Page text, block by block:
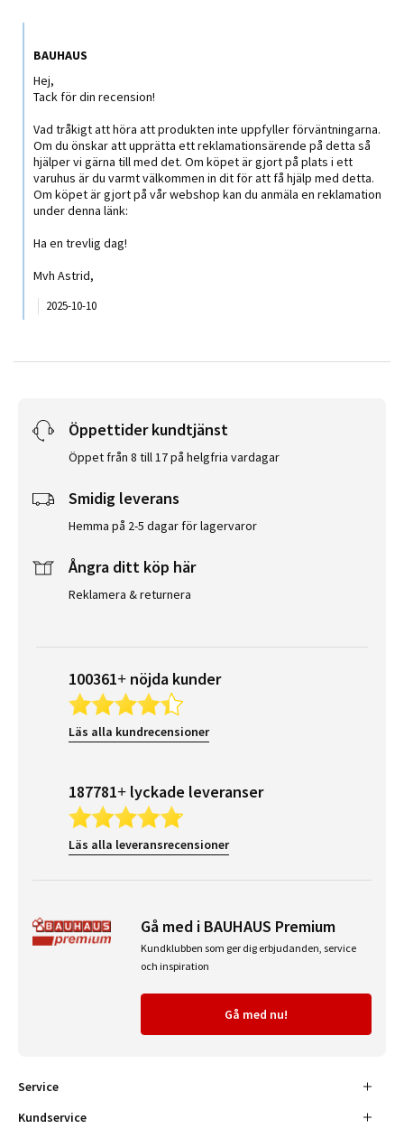
BAUHAUS
Hej,
Tack för din recension!
Vad tråkigt att höra att produkten inte uppfyller förväntningarna.
Om du önskar att upprätta ett reklamationsärende på detta så
hjälper vi gärna till med det. Om köpet är gjort på plats i ett
varuhus är du varmt välkommen in dit för att få hjälp med detta.
Om köpet är gjort på vår webshop kan du anmäla en reklamation
under denna länk:
Ha en trevlig dag!
Mvh Astrid,
2025-10-10
Öppettider kundtjänst
Öppet från 8 till 17 på helgfria vardagar
Smidig leverans
Hemma på 2-5 dagar för lagervaror
Ångra ditt köp här
Reklamera & returnera
100361+ nöjda kunder
Läs alla kundrecensioner
187781+ lyckade leveranser
Läs alla leveransrecensioner
Gå med i BAUHAUS Premium
Kundklubben som ger dig erbjudanden, service
och inspiration
Gå med nu!
Service
Kundservice